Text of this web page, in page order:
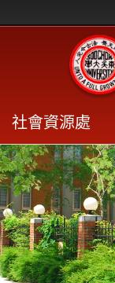
社會資源處